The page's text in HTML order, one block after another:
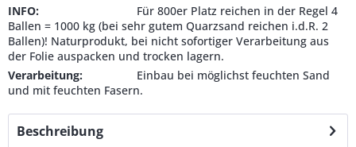
INFO:
Für 800er Platz reichen in der Regel 4
Ballen = 1000 kg (bei sehr gutem Quarzsand reichen i.d.R. 2
Ballen)! Naturprodukt, bei nicht sofortiger Verarbeitung aus
der Folie auspacken und trocken lagern.
Verarbeitung:
Einbau bei möglichst feuchten Sand
und mit feuchten Fasern.
Beschreibung